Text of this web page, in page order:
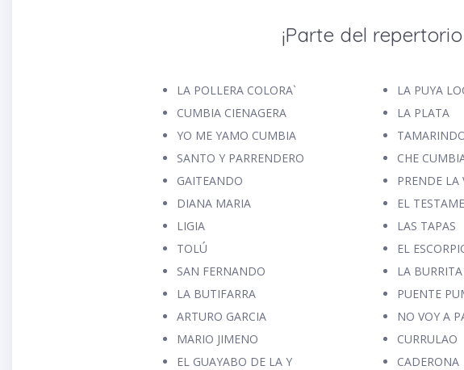
¡Parte del
LA POLLERA COLORA`
CUMBIA CIENAGERA
YO ME YAMO CUMBIA
SANTO Y PARRENDERO
GAITEANDO
DIANA MARIA
LIGIA
TOLÚ
SAN FERNANDO
LA BUTIFARRA
ARTURO GARCIA
MARIO JIMENO
EL GUAYABO DE LA Y
LA PUYA
LA PLATA
CHE
PRENDE LA
EL
LAS TAPAS
EL
LA BURRITA
PUENTE
NO VOY A
CURRULAO
CADERONA